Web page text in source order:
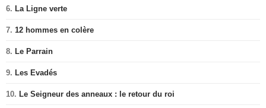
6. La Ligne verte
7. 12 hommes en colère
8. Le Parrain
9. Les Evadés
10. Le Seigneur des anneaux : le retour du roi